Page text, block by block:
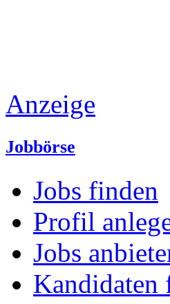
Anzeige
Jobbörse
Jobs finden
Profil
Jobs
Kandidaten